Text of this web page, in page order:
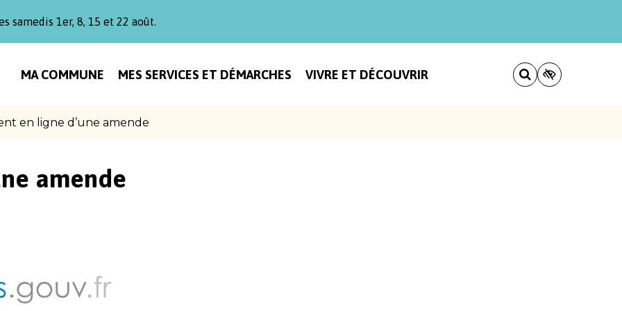
samedis 1er, 8, 15 et 22 août.
MA COMMUNE MES SERVICES ET DÉMARCHES VIVRE ET DÉCOUVRIR
en ligne d’une amende
amende